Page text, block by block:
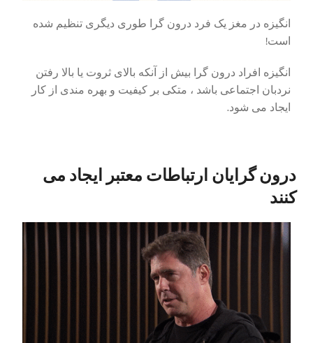
انگیزه در مغز یک فرد درون گرا طوری دیگری تنظیم شده
است!
انگیزه افراد درون گرا بیش از آنکه بالای ثروت یا بالا رفتن
نردبان اجتماعی باشد ، متکی بر کیفیت و بهره مندی از کار
ایجاد می شود.
درون گرایان ارتباطات معتبر ایجاد می
کنند